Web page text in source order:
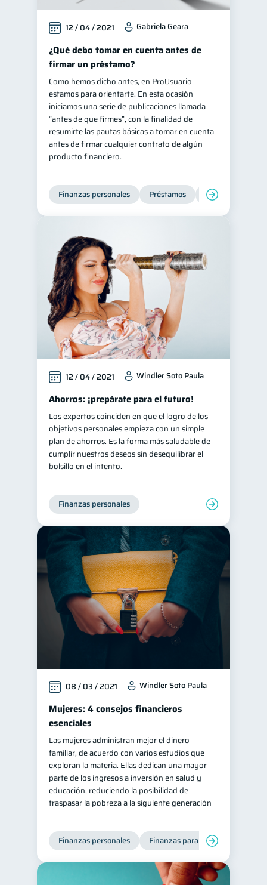
12 / 04 / 2021 Gabriela Geara
¿Qué debo tomar en cuenta antes de
firmar un préstamo?
Como hemos dicho antes, en ProUsuario
estamos para orientarte. En esta ocasión
iniciamos una serie de publicaciones llamada
“antes de que firmes”, con la finalidad de
resumirte las pautas básicas a tomar en cuenta
antes de firmar cualquier contrato de algún
producto financiero.
Finanzas personales Préstamos Entidad
12 / 04 / 2021 Windler Soto Paula
Ahorros: ¡prepárate para el futuro!
Los expertos coinciden en que el logro de los
objetivos personales empieza con un simple
plan de ahorros. Es la forma más saludable de
cumplir nuestros deseos sin desequilibrar el
bolsillo en el intento.
Finanzas personales
08 / 03 / 2021 Windler Soto Paula
Mujeres: 4 consejos financieros
esenciales
Las mujeres administran mejor el dinero
familiar, de acuerdo con varios estudios que
exploran la materia. Ellas dedican una mayor
parte de los ingresos a inversión en salud y
educación, reduciendo la posibilidad de
traspasar la pobreza a la siguiente generación
Finanzas personales Finanzas para mujeres